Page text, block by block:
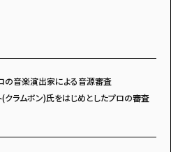
音楽演出家による音源審査
ラムボン)氏をはじめとしたプロの審査